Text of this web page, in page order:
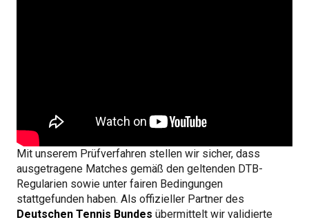
Mit unserem Prüfverfahren stellen wir sicher, dass
ausgetragene Matches gemäß den geltenden DTB-
Regularien sowie unter fairen Bedingungen
stattgefunden haben. Als offizieller Partner des
Deutschen Tennis Bundes übermittelt wir validierte